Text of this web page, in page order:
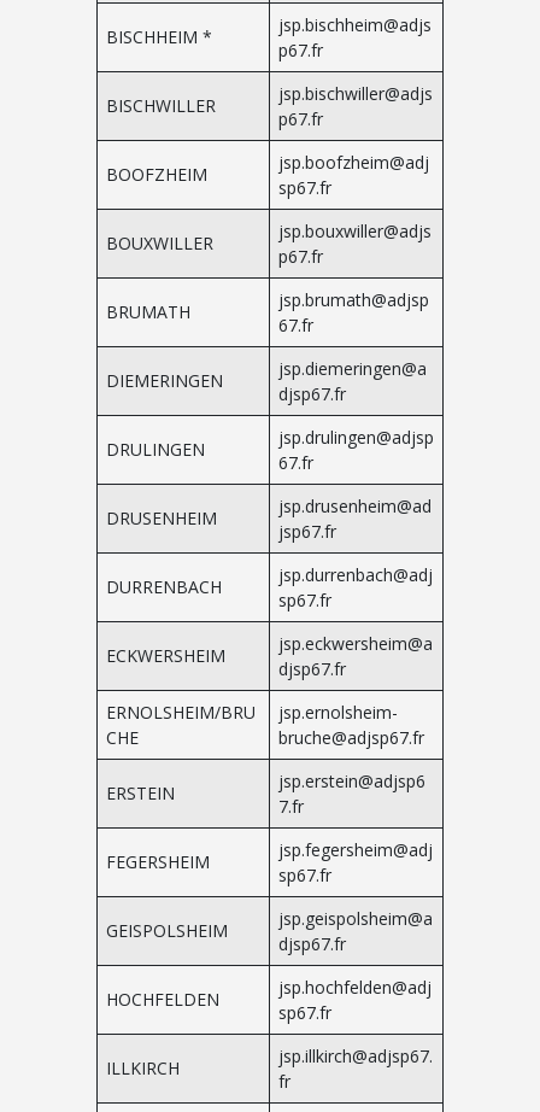
BISCHHEIM *
jsp.bischheim@adjs
p67.fr
BISCHWILLER
jsp.bischwiller@adjs
p67.fr
BOOFZHEIM
jsp.boofzheim@adj
sp67.fr
BOUXWILLER
jsp.bouxwiller@adjs
p67.fr
BRUMATH
jsp.brumath@adjsp
67.fr
DIEMERINGEN
jsp.diemeringen@a
djsp67.fr
DRULINGEN
jsp.drulingen@adjsp
67.fr
DRUSENHEIM
jsp.drusenheim@ad
jsp67.fr
DURRENBACH
jsp.durrenbach@adj
sp67.fr
ECKWERSHEIM
jsp.eckwersheim@a
djsp67.fr
ERNOLSHEIM/BRU
CHE
jsp.ernolsheim-
bruche@adjsp67.fr
ERSTEIN
jsp.erstein@adjsp6
7.fr
FEGERSHEIM
jsp.fegersheim@adj
sp67.fr
GEISPOLSHEIM
jsp.geispolsheim@a
djsp67.fr
HOCHFELDEN
jsp.hochfelden@adj
sp67.fr
ILLKIRCH
jsp.illkirch@adjsp67.
fr